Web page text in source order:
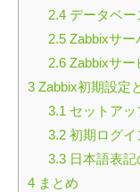
2.4データベー
2.5Zabbixサー
2.6Zabbixサー
3 Zabbix初期設定
3.1 セットア
3.2初期ログイ
3.3日本語表記
4 まとめ